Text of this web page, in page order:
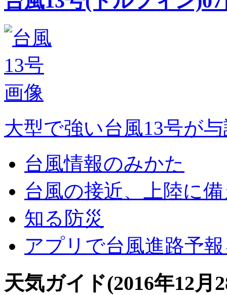
大型で強い台風13号が
台風情報のみかた
台風の接近、上陸に
知る防災
アプリで台風進路予
天気ガイド(2016年12月